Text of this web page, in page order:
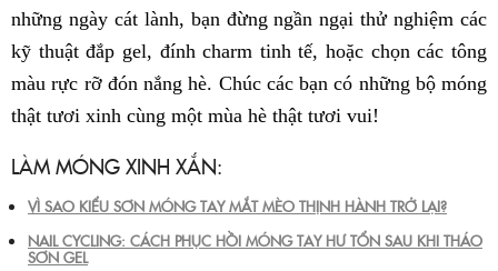
những ngày cát lành, bạn đừng ngần ngại thử nghiệm các
kỹ thuật đắp gel, đính charm tinh tế, hoặc chọn các tông
màu rực rỡ đón nắng hè. Chúc các bạn có những bộ móng
thật tươi xinh cùng một mùa hè thật tươi vui!
LÀM MÓNG XINH XẮN:
VÌ SAO KIỂU SƠN MÓNG TAY MẮT MÈO THỊNH HÀNH TRỞ LẠI?
NAIL CYCLING: CÁCH PHỤC HỒI MÓNG TAY HƯ TỔN SAU KHI THÁO
SƠN GEL